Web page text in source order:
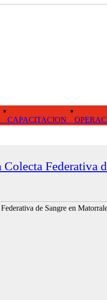
CAPACITACION
Federativa